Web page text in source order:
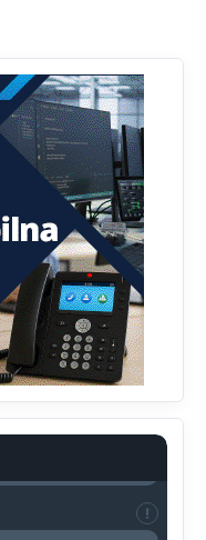
i
i
i
i
državu jer
recimo Srbija je
iz Srbije stoji -
dobrodošla i koga
želimo svako